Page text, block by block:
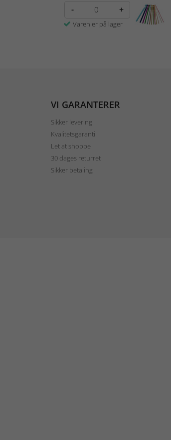
- +
Varen er på lager
VI GARANTERER
Sikker levering
Kvalitetsgaranti
Let at shoppe
30 dages returret
Sikker betaling